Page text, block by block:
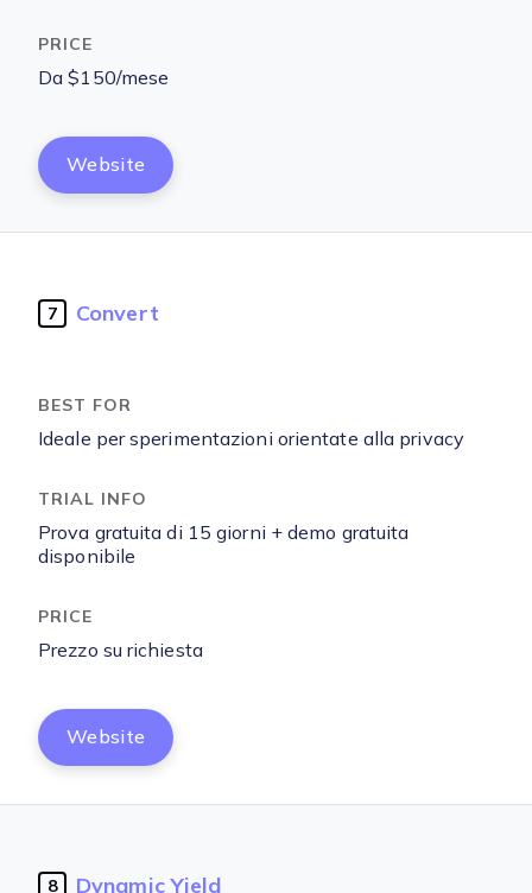
Da $150/mese
Website
7 Convert
Ideale per sperimentazioni orientate alla privacy
Prova gratuita di 15 giorni + demo gratuita
disponibile
Prezzo su richiesta
Website
8 Dynamic Yield